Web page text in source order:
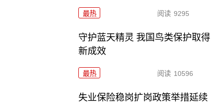
最热 阅读 9295
守护蓝天精灵 我国鸟类保护取得
新成效
最热 阅读 10596
失业保险稳岗扩岗政策举措延续